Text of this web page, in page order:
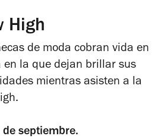
High
de moda cobran vida en
en la que dejan brillar sus
mientras asisten a la
de septiembre.